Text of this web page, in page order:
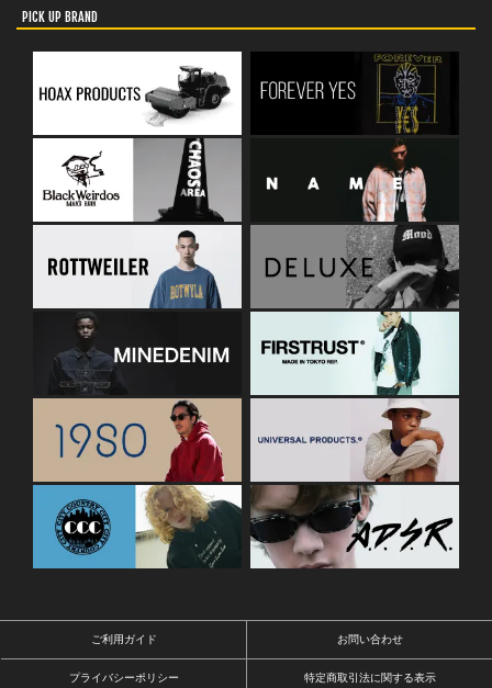
PICK UP BRAND
ご利用ガイド お問い合わせ
プライバシーポリシー 特定商取引法に関する表示